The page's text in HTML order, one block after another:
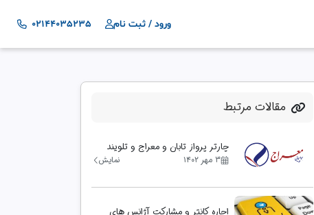
ورود / ثبت نام 02144035235
مقالات مرتبط
چارتر پرواز تابان و معراج و تلویند
۳ مهر ۱۴۰۲ نمایش
اجاره کانتر و مشارکت آژانس های